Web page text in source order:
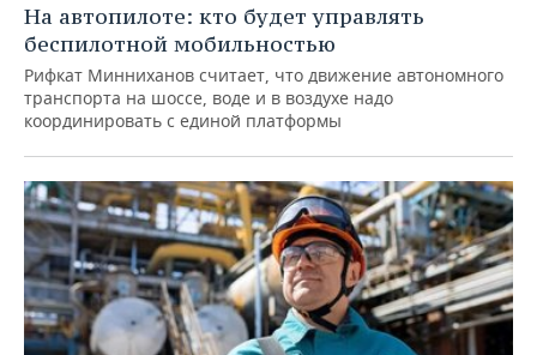
На автопилоте: кто будет управлять
беспилотной мобильностью
Рифкат Минниханов считает, что движение автономного
транспорта на шоссе, воде и в воздухе надо
координировать с единой платформы